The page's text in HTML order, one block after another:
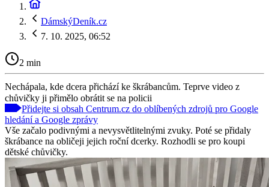
DámskýDeník.cz
7. 10. 2025, 06:52
2 min
Nechápala, kde dcera přichází ke škrábancům. Teprve video z
chůvičky ji přimělo obrátit se na policii
Přidejte si obsah Centrum.cz do oblíbených zdrojů pro Google
hledání a Google zprávy
Vše začalo podivnými a nevysvětlitelnými zvuky. Poté se přidaly
škrábance na obličeji jejich roční dcerky. Rozhodli se pro koupi
dětské chůvičky.